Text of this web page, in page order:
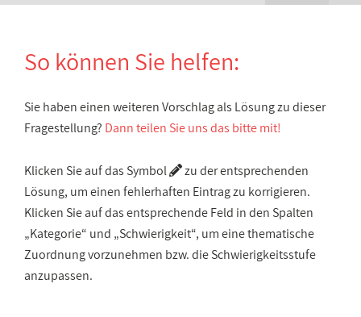
So können Sie helfen:
Sie haben einen weiteren Vorschlag als Lösung zu dieser
Fragestellung? Dann teilen Sie uns das bitte mit!
Klicken Sie auf das Symbol
zu der entsprechenden
Lösung, um einen fehlerhaften Eintrag zu korrigieren.
Klicken Sie auf das entsprechende Feld in den Spalten
„Kategorie“ und „Schwierigkeit“, um eine thematische
Zuordnung vorzunehmen bzw. die Schwierigkeitsstufe
anzupassen.